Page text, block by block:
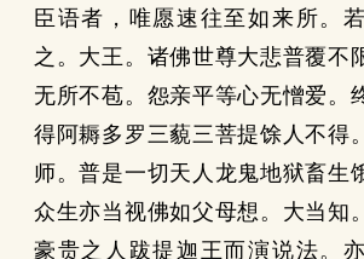
臣语者，唯愿速往至如来所。
之。大王。诸佛世尊大悲普覆不
无所不苞。怨亲平等心无憎爱。
得阿耨多罗三藐三菩提馀人不得
师。普是一切天人龙鬼地狱畜生
众生亦当视佛如父母想。大当知
豪贵之人跋提迦王而演说法。